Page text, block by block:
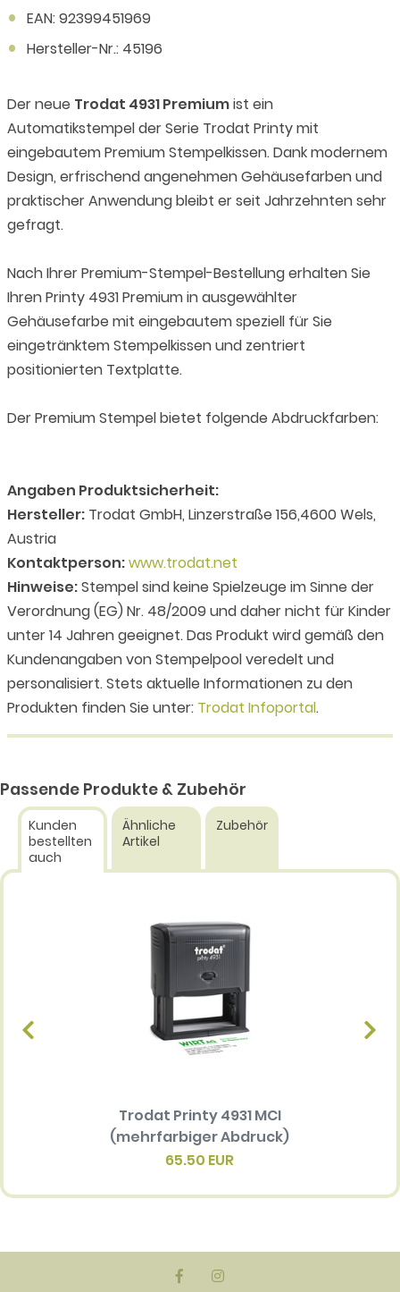
EAN: 92399451969
Hersteller-Nr.: 45196
Der neue Trodat 4931 Premiumist ein
Automatikstempel der Serie Trodat Printy mit
eingebautem Premium Stempelkissen. Dank modernem
Design, erfrischend angenehmen Gehäusefarben und
praktischer Anwendung bleibt er seit Jahrzehnten sehr
gefragt.
Nach Ihrer Premium-Stempel-Bestellung erhalten Sie
Ihren Printy 4931 Premium in ausgewählter
Gehäusefarbe mit eingebautem speziell für Sie
eingetränktem Stempelkissen und zentriert
positionierten Textplatte.
Der Premium Stempel bietet folgende Abdruckfarben:
Angaben Produktsicherheit:
Hersteller: Trodat GmbH, Linzerstraße 156,4600 Wels,
Austria
Kontaktperson:www.trodat.net
Hinweise:Stempel sind keine Spielzeuge im Sinne der
Verordnung (EG) Nr. 48/2009 und daher nicht für Kinder
unter 14 Jahren geeignet. Das Produkt wird gemäß den
Kundenangaben von Stempelpool veredelt und
personalisiert. Stets aktuelle Informationen zu den
Produkten finden Sie unter: Trodat Infoportal.
Passende Produkte & Zubehör
Kunden
bestellten
auch
Ähnliche
Artikel
Zubehör
Trodat Printy 4931 MCI
(mehrfarbiger Abdruck)
65.50 EUR